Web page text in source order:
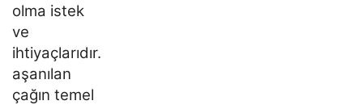
olma istek
ve
ihtiyaçlarıdır.
aşanılan
çağın temel